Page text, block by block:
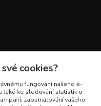
cookies?
fungování našeho e-
také ke sledování statistik o
zapamatování vašeho